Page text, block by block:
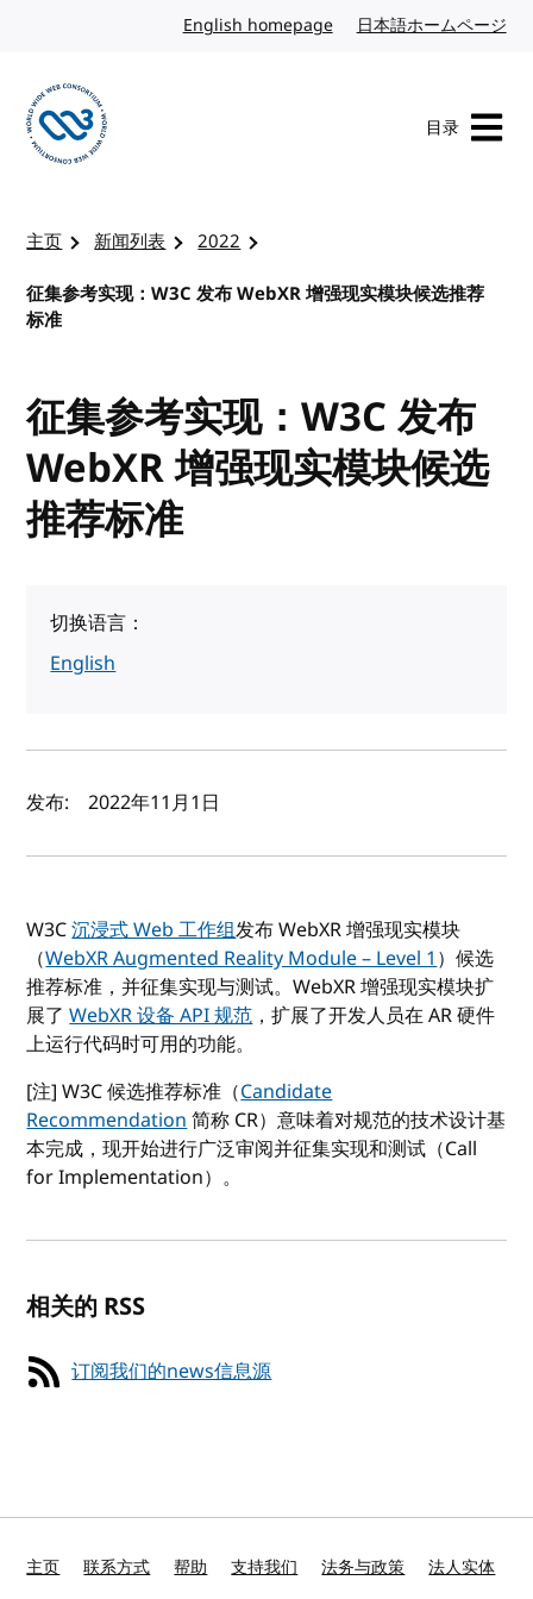
English homepage英文日本語ホームページ
目录
主页 新闻列表
2022
征集参考实现：W3C 发布 WebXR 增强现实模块候选推荐
标准
征集参考实现：W3C 发布
WebXR 增强现实模块候选
推荐标准
切换语言：
English
作者及发布日期
发布: 2022年11月1日
W3C沉浸式 Web 工作组发布 WebXR 增强现实模块
（WebXR Augmented Reality Module – Level 1）候选
推荐标准，并征集实现与测试。WebXR 增强现实模块扩
展了WebXR 设备 API 规范，扩展了开发人员在 AR 硬件
上运行代码时可用的功能。
[注] W3C 候选推荐标准（Candidate
Recommendation简称 CR）意味着对规范的技术设计基
本完成，现开始进行广泛审阅并征集实现和测试（Call
for Implementation）。
相关的 RSS
订阅我们的news信息源
主页 联系方式 帮助 支持我们 法务与政策 法人实体